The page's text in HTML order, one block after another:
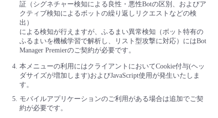
証（シグネチャー検知による良性・悪性Botの区別、およびア
クティブ検知によるボットの繰り返しリクエストなどの検
出）
による検知が行えますが、ふるまい異常検知（ボット特有の
ふるまいを機械学習で解析し、リスト型攻撃に対応）にはBot
Manager Premierのご契約が必要です。
本メニューの利用にはクライアントにおいてCookie付与(ヘッ
ダサイズが増加します)およびJavaScript使用が発生いたしま
す。
モバイルアプリケーションのご利用がある場合は追加でご契
約が必要です。